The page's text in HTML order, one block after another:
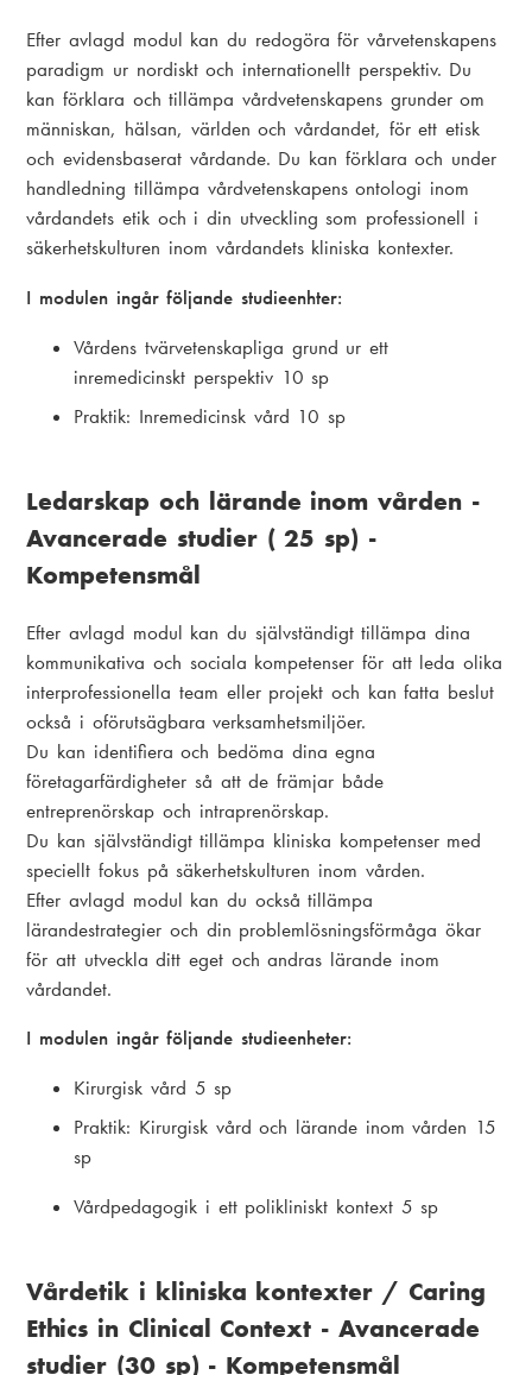
Efter avlagd modul kan du redogöra för vårvetenskapens
paradigm ur nordiskt och internationellt perspektiv. Du
kan förklara och tillämpa vårdvetenskapens grunder om
människan, hälsan, världen och vårdandet, för ett etisk
och evidensbaserat vårdande. Du kan förklara och under
handledning tillämpa vårdvetenskapens ontologi inom
vårdandets etik och i din utveckling som professionell i
säkerhetskulturen inom vårdandets kliniska kontexter.
I modulen ingår följande studieenhter:
Vårdens tvärvetenskapliga grund ur ett
inremedicinskt perspektiv 10 sp
Praktik: Inremedicinsk vård 10 sp
Ledarskap och lärande inom vården -
Avancerade studier ( 25 sp) -
Kompetensmål
Efter avlagd modul kan du självständigt tillämpa dina
kommunikativa och sociala kompetenser för att leda olika
interprofessionella team eller projekt och kan fatta beslut
också i oförutsägbara verksamhetsmiljöer.
Du kan identifiera och bedöma dina egna
företagarfärdigheter så att de främjar både
entreprenörskap och intraprenörskap.
Du kan självständigt tillämpa kliniska kompetenser med
speciellt fokus på säkerhetskulturen inom vården.
Efter avlagd modul kan du också tillämpa
lärandestrategier och din problemlösningsförmåga ökar
för att utveckla ditt eget och andras lärande inom
vårdandet.
I modulen ingår följande studieenheter:
Kirurgisk vård 5 sp
Praktik: Kirurgisk vård och lärande inom vården 15
sp
Vårdpedagogik i ett polikliniskt kontext 5 sp
Vårdetik i kliniska kontexter / Caring
Ethics in Clinical Context - Avancerade
studier (30 sp) - Kompetensmål